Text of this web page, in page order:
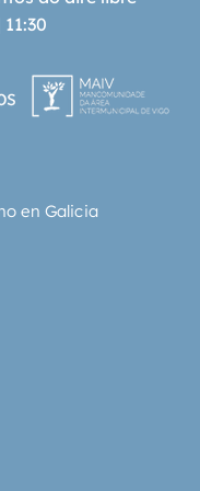
en los que
la memoria no
trabajo de
en Galicia